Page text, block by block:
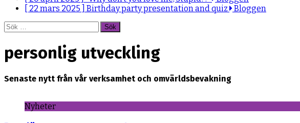
[ 22 mars 2025 ] Birthday party presentation and quiz
Bloggen
Sök
efter:
personlig utveckling
Senaste nytt från vår verksamhet och omvärldsbevakning
Nyheter